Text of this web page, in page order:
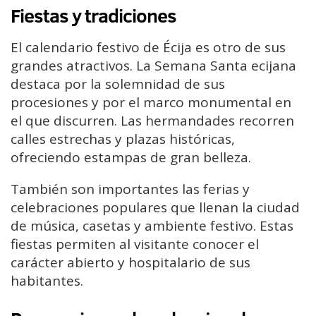
Fiestas y tradiciones
El calendario festivo de Écija es otro de sus
grandes atractivos. La Semana Santa ecijana
destaca por la solemnidad de sus
procesiones y por el marco monumental en
el que discurren. Las hermandades recorren
calles estrechas y plazas históricas,
ofreciendo estampas de gran belleza.
También son importantes las ferias y
celebraciones populares que llenan la ciudad
de música, casetas y ambiente festivo. Estas
fiestas permiten al visitante conocer el
carácter abierto y hospitalario de sus
habitantes.